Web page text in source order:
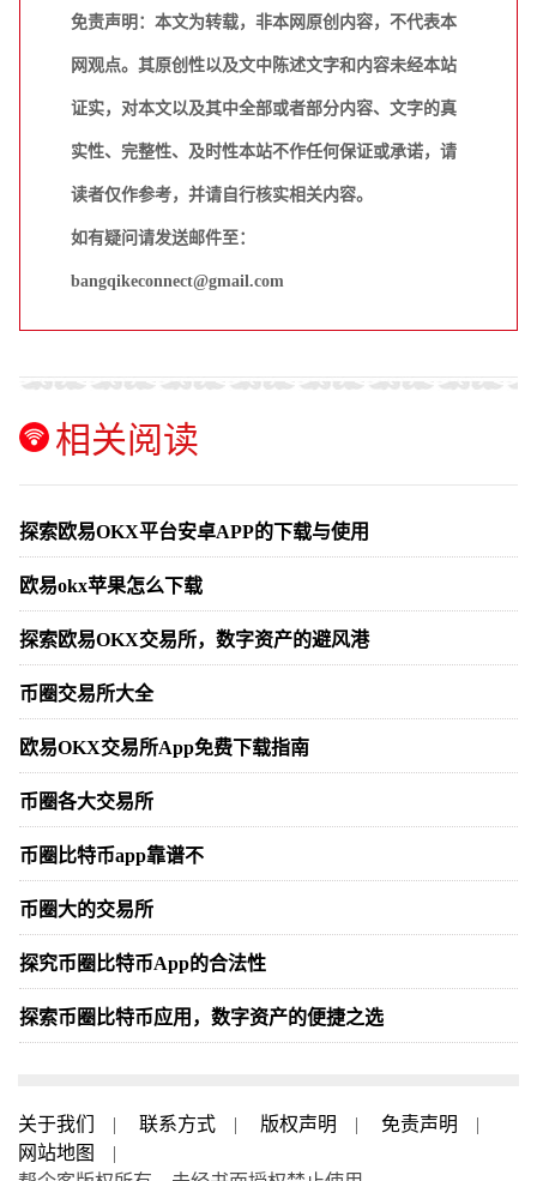
免责声明：本文为转载，非本网原创内容，不代表本
网观点。其原创性以及文中陈述文字和内容未经本站
证实，对本文以及其中全部或者部分内容、文字的真
实性、完整性、及时性本站不作任何保证或承诺，请
读者仅作参考，并请自行核实相关内容。
如有疑问请发送邮件至：
bangqikeconnect@gmail.com
相关阅读
探索欧易OKX平台安卓APP的下载与使用
欧易okx苹果怎么下载
探索欧易OKX交易所，数字资产的避风港
币圈交易所大全
欧易OKX交易所App免费下载指南
币圈各大交易所
币圈比特币app靠谱不
币圈大的交易所
探究币圈比特币App的合法性
探索币圈比特币应用，数字资产的便捷之选
关于我们 | 联系方式 | 版权声明 | 免责声明
|
网站地图
|